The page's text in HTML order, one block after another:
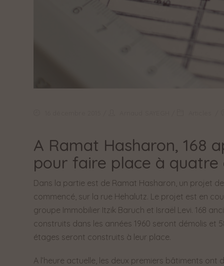
A Ramat Hasharon, 168
pour faire place à
Dans la partie est de Ramat Hasharon, un projet de
commencé, sur la rue Hehalutz. Le projet est en
groupe Immobilier Itzik Baruch et Israël Levi. 168
construits dans les années 1960 seront démolis et
étages seront construits à leur place.
A l’heure actuelle, les deux premiers bâtiments